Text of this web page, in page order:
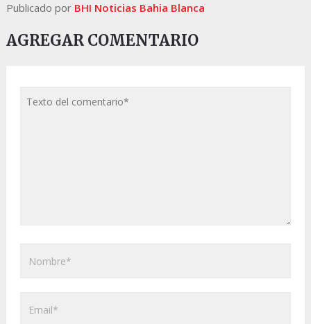
Publicado por BHI Noticias Bahia Blanca
AGREGAR COMENTARIO